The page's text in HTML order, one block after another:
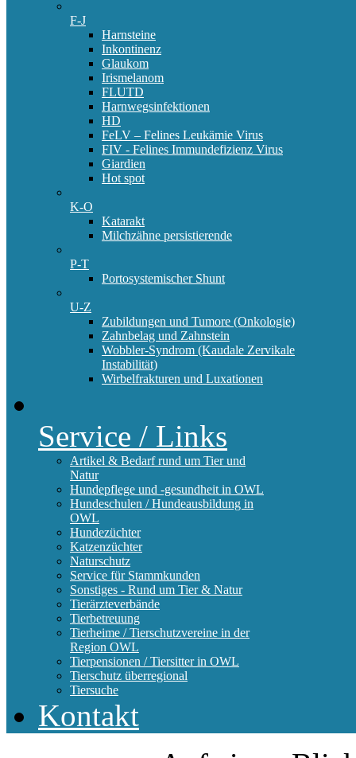
F-J
Harnsteine
Inkontinenz
Glaukom
Irismelanom
FLUTD
Harnwegsinfektionen
HD
FeLV – Felines Leukämie Virus
FIV - Felines Immundefizienz Virus
Giardien
Hot spot
K-O
Katarakt
Milchzähne persistierende
P-T
Portosystemischer Shunt
U-Z
Zubildungen und Tumore (Onkologie)
Zahnbelag und Zahnstein
Wobbler-Syndrom (Kaudale Zervikale
Instabilität)
Wirbelfrakturen und Luxationen
Service / Links
Artikel & Bedarf rund um Tier und
Natur
Hundepflege und -gesundheit in OWL
Hundeschulen / Hundeausbildung in
OWL
Hundezüchter
Katzenzüchter
Naturschutz
Service für Stammkunden
Sonstiges - Rund um Tier & Natur
Tierärzteverbände
Tierbetreuung
Tierheime / Tierschutzvereine in der
Region OWL
Tierpensionen / Tiersitter in OWL
Tierschutz überregional
Tiersuche
Kontakt